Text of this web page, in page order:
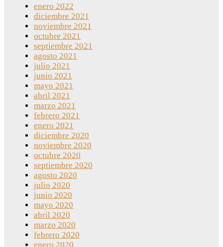
enero 2022
diciembre 2021
noviembre 2021
octubre 2021
septiembre 2021
agosto 2021
julio 2021
junio 2021
mayo 2021
abril 2021
marzo 2021
febrero 2021
enero 2021
diciembre 2020
noviembre 2020
octubre 2020
septiembre 2020
agosto 2020
julio 2020
junio 2020
mayo 2020
abril 2020
marzo 2020
febrero 2020
enero 2020